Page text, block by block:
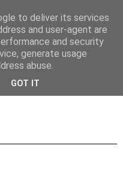
to deliver its services
and user-agent are
and security
generate usage
abuse.
GOT IT